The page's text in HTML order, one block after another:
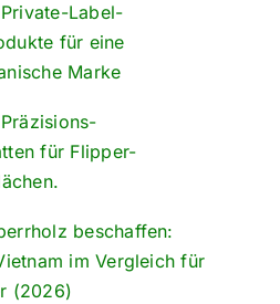
Label-
für eine
Marke
für Flipper-
beschaffen:
im Vergleich für
(2026)